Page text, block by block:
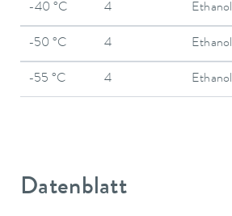
-40 °C 4 Ethanol
-50 °C 4 Ethanol
-55 °C 4 Ethanol
Datenblatt